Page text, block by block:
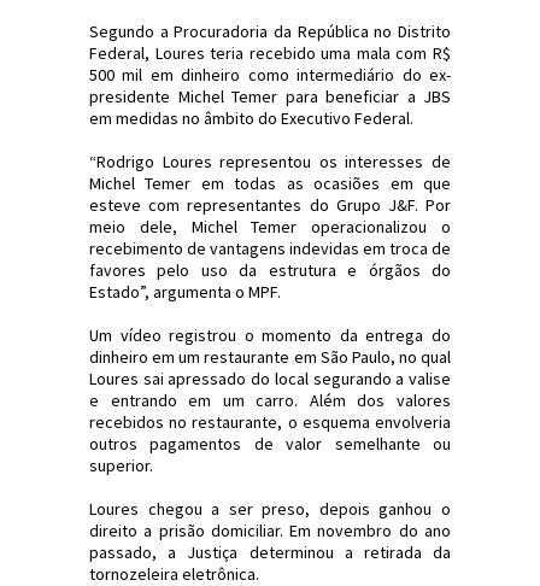
Segundo a Procuradoria da República no Distrito
Federal, Loures teria recebido uma mala com R$
500 mil em dinheiro como intermediário do ex-
presidente Michel Temer para beneficiar a JBS
em medidas no âmbito do Executivo Federal.
“Rodrigo Loures representou os interesses de
Michel Temer em todas as ocasiões em que
esteve com representantes do Grupo J&F. Por
meio dele, Michel Temer operacionalizou o
recebimento de vantagens indevidas em troca de
favores pelo uso da estrutura e órgãos do
Estado”, argumenta o MPF.
Um vídeo registrou o momento da entrega do
dinheiro em um restaurante em São Paulo, no qual
Loures sai apressado do local segurando a valise
e entrando em um carro. Além dos valores
recebidos no restaurante, o esquema envolveria
outros pagamentos de valor semelhante ou
superior.
Loures chegou a ser preso, depois ganhou o
direito a prisão domiciliar. Em novembro do ano
passado, a Justiça determinou a retirada da
tornozeleira eletrônica.